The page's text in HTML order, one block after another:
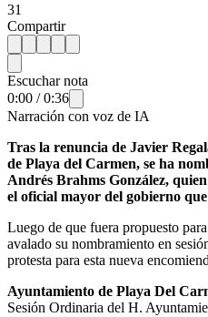
31
Compartir
Escuchar nota
0:00 /0:36
Narración con voz de IA
Tras la renuncia de Javier
de Playa del Carmen, se ha
Andrés Brahms González,
el oficial mayor del gobierno
Luego de que fuera propuesto
avalado su nombramiento en
protesta para esta nueva
Ayuntamiento de Playa Del
Sesión Ordinaria del H.